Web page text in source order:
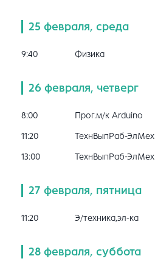
25 февраля, среда
9:40 Физика
26 февраля, четверг
8:00 Прог.м/к Arduino
11:20 ТехнВыпРаб-ЭлМех
13:00 ТехнВыпРаб-ЭлМех
27 февраля, пятница
11:20 Э/техника,эл-ка
28 февраля, суббота